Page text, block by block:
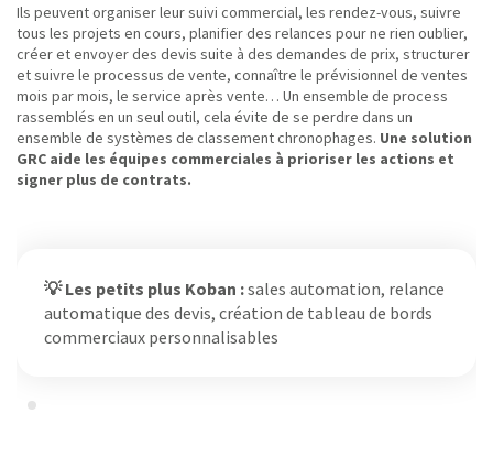
Ils peuvent organiser leur suivi commercial, les rendez-vous, suivre
tous les projets en cours, planifier des relances pour ne rien oublier,
créer et envoyer des devis suite à des demandes de prix, structurer
et suivre le processus de vente, connaître le prévisionnel de ventes
mois par mois, le service après vente… Un ensemble de process
rassemblés en un seul outil, cela évite de se perdre dans un
ensemble de systèmes de classement chronophages. Une solution
GRC aide les équipes commerciales à prioriser les actions et
signer plus de contrats.
💡 Les petits plus Koban :sales automation, relance
automatique des devis, création de tableau de bords
commerciaux personnalisables